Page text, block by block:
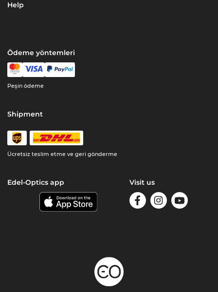
Help
Ödeme yöntemleri
Peşin ödeme
Shipment
Ücretsiz teslim etme ve geri gönderme
Edel-Optics app Visit us